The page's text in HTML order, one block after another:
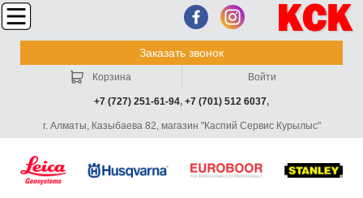
Заказать звонок
+7 (727) 251-61-94, +7 (701) 512 6037,
г. Алматы, Казыбаева 82, магазин "Каспий Сервис Курылыс"
Корзина Войти